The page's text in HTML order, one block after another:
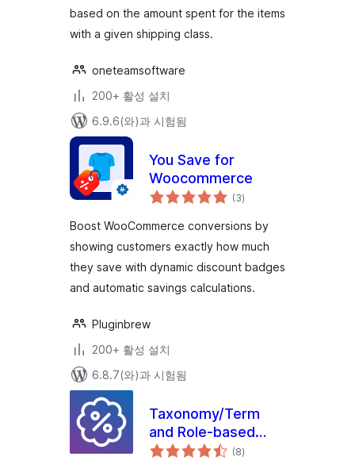
based on the amount spent for the items
with a given shipping class.
oneteamsoftware
200+ 활성 설치
6.9.6(와)과 시험됨
You Save for
Woocommerce
(3전
체
점
)
Boost WooCommerce conversions by
showing customers exactly how much
they save with dynamic discount badges
and automatic savings calculations.
Pluginbrew
200+ 활성 설치
6.8.7(와)과 시험됨
Taxonomy/Term
and Role-based
Discounts for
(8전
체)